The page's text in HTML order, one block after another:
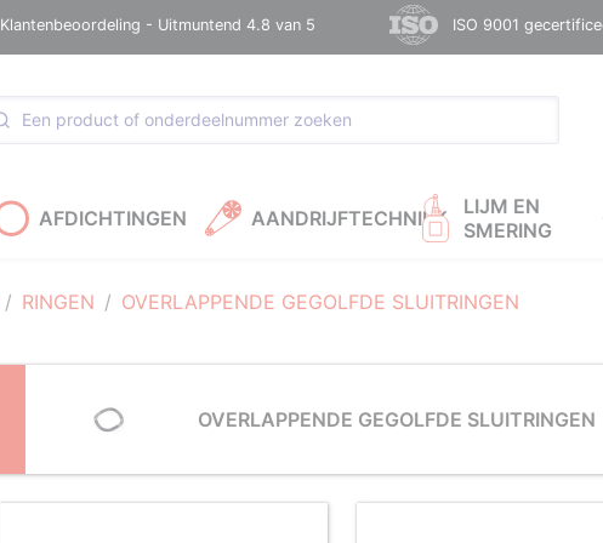
Klantenbeoordeling - Uitmuntend 4.8 van 5 ISO 9001
AFDICHTINGEN AANDRIJFTECHNIEK
LIJM EN
SMERING
RINGEN OVERLAPPENDE GEGOLFDE SLUITRINGEN
OVERLAPPENDE GEGOLFDE SLUITRINGEN